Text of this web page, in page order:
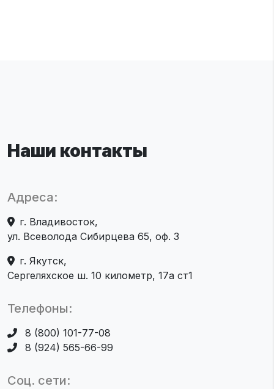
Наши контакты
Адреса:
г. Владивосток,
ул. Всеволода Сибирцева 65, оф. 3
г. Якутск,
Сергеляхское ш. 10 километр, 17а ст1
Телефоны:
8 (800) 101-77-08
8 (924) 565-66-99
Соц. сети: